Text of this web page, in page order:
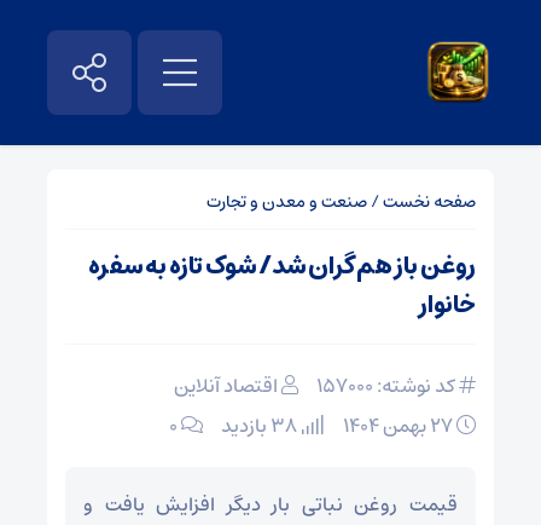
صفحه نخست/صنعت و معدن و تجارت
روغن باز هم گران شد/ شوک تازه به سفره
خانوار
کد نوشته: 157000
اقتصاد آنلاین
۰
قیمت روغن نباتی بار دیگر افزایش یافت و